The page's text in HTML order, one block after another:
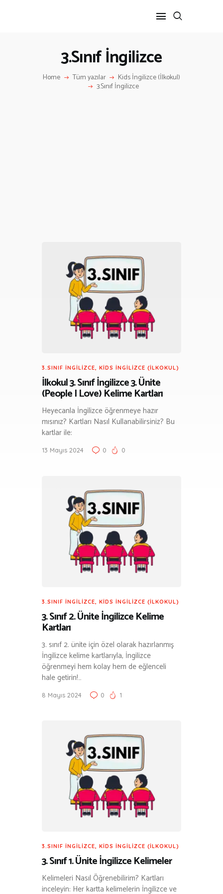
3.Sınıf İngilizce
Home Tüm yazılar Kids İngilizce (İlkokul)
3.Sınıf İngilizce
ANA SAYFA
HAKKIMIZDA
3.SINIF İNGILIZCE, KIDS İNGILIZCE (İLKOKUL)
İlkokul 3. Sınıf İngilizce 3. Ünite
(People I Love) Kelime Kartları
Heyecanla İngilizce öğrenmeye hazır
mısınız? Kartları Nasıl Kullanabilirsiniz? Bu
kartlar ile:
13 Mayıs 2024 0 0
3.SINIF İNGILIZCE, KIDS İNGILIZCE (İLKOKUL)
3. Sınıf 2. Ünite İngilizce Kelime
Kartları
3. sınıf 2. ünite için özel olarak hazırlanmış
İngilizce kelime kartlarıyla, İngilizce
öğrenmeyi hem kolay hem de eğlenceli
hale getirin!…
8 Mayıs 2024 0 1
3.SINIF İNGILIZCE, KIDS İNGILIZCE (İLKOKUL)
3. Sınıf 1. Ünite İngilizce Kelimeler
Kelimeleri Nasıl Öğrenebilirim? Kartları
inceleyin: Her kartta kelimelerin İngilizce ve